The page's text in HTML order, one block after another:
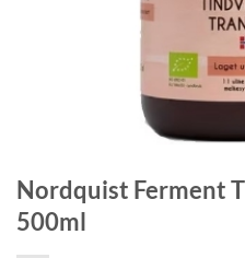
Nordquist Ferment
500ml